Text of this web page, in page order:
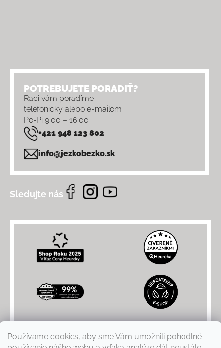
Používame cookies, aby sme Vám umožnili pohodlné
POTREBUJETE PORADIŤ?
Radi vám poradíme
telefonicky alebo e-mailom
Po-Pi 9:00 – 16:00
+421 948 123 802
info@jezkobezko.sk
Sledujte nás